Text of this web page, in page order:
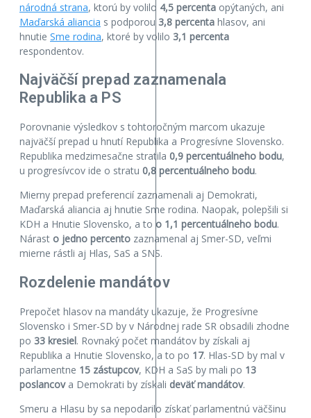
národná strana, ktorú by volilo 4,5 percenta opýtaných, ani
Maďarská aliancia s podporou 3,8 percenta hlasov, ani
hnutie Sme rodina, ktoré by volilo 3,1 percenta
respondentov.
Najväčší prepad zaznamenala
Republika a PS
Porovnanie výsledkov s tohtoročným marcom ukazuje
najväčší prepad u hnutí Republika a Progresívne Slovensko.
Republika medzimesačne stratila 0,9 percentuálneho bodu,
u progresívcov ide o stratu 0,8 percentuálneho bodu.
Mierny prepad preferencií zaznamenali aj Demokrati,
Maďarská aliancia aj hnutie Sme rodina. Naopak, polepšili si
KDH a Hnutie Slovensko, a to o 1,1 percentuálneho bodu.
Nárast o jedno percento zaznamenal aj Smer-SD, veľmi
mierne rástli aj Hlas, SaS a SNS.
Rozdelenie mandátov
Prepočet hlasov na mandáty ukazuje, že Progresívne
Slovensko i Smer-SD by v Národnej rade SR obsadili zhodne
po 33 kresiel. Rovnaký počet mandátov by získali aj
Republika a Hnutie Slovensko, a to po 17. Hlas-SD by mal v
parlamentne 15 zástupcov, KDH a SaS by mali po 13
poslancova Demokrati by získali deväť mandátov.
Smeru a Hlasu by sa nepodarilo získať parlamentnú väčšinu